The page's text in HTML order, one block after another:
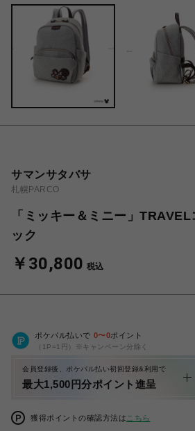
サマンサタバサ
札幌PARCO
「ミッキー＆ミニー」
ック
￥30,800 税込
ポケパル払いで 0〜0ポイント
（1P=1円）※キャンペーン分除く
会員登録後、ポケパル払い初回登録&利用で
最大1,500円分ポイント進呈
獲得ポイントの確認方法は こちら